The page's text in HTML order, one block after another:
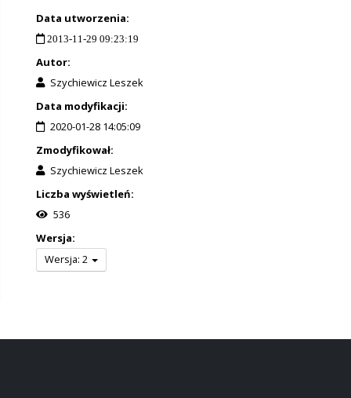
Data utworzenia:
2013-11-29 09:23:19
Autor:
Szychiewicz Leszek
Data modyfikacji:
2020-01-28 14:05:09
Zmodyfikował:
Szychiewicz Leszek
Liczba wyświetleń:
536
Wersja:
Wersja: 2